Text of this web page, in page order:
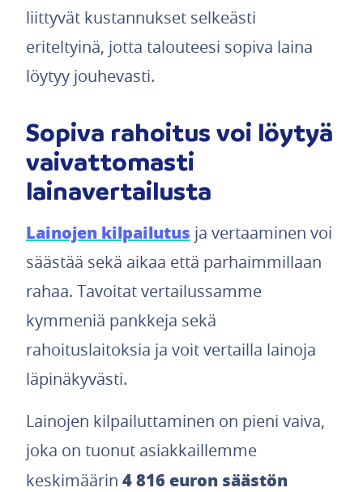
liittyvät kustannukset selkeästi
eriteltyinä, jotta talouteesi sopiva laina
löytyy jouhevasti.
Sopiva rahoitus voi löytyä
vaivattomasti
lainavertailusta
Lainojen kilpailutus ja vertaaminen voi
säästää sekä aikaa että parhaimmillaan
rahaa. Tavoitat vertailussamme
kymmeniä pankkeja sekä
rahoituslaitoksia ja voit vertailla lainoja
läpinäkyvästi.
Lainojen kilpailuttaminen on pieni vaiva,
joka on tuonut asiakkaillemme
keskimäärin 4 816 euron säästön